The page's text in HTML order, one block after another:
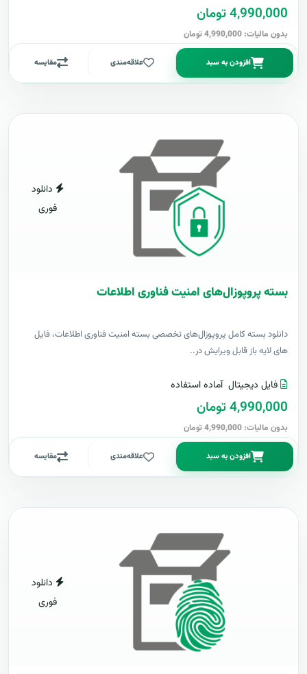
4,990,000 تومان
بدون مالیات: 4,990,000 تومان
افزودن به سبد علاقه‌مندی مقایسه
دانلود
فوری
بسته پروپوزال‌های امنیت فناوری اطلاعات
دانلود بسته کامل پروپوزال‌های تخصصی بسته امنیت فناوری اطلاعات، فایل
های لایه باز قابل ویرایش در..
فایل دیجیتال آماده استفاده
4,990,000 تومان
بدون مالیات: 4,990,000 تومان
افزودن به سبد علاقه‌مندی مقایسه
دانلود
فوری